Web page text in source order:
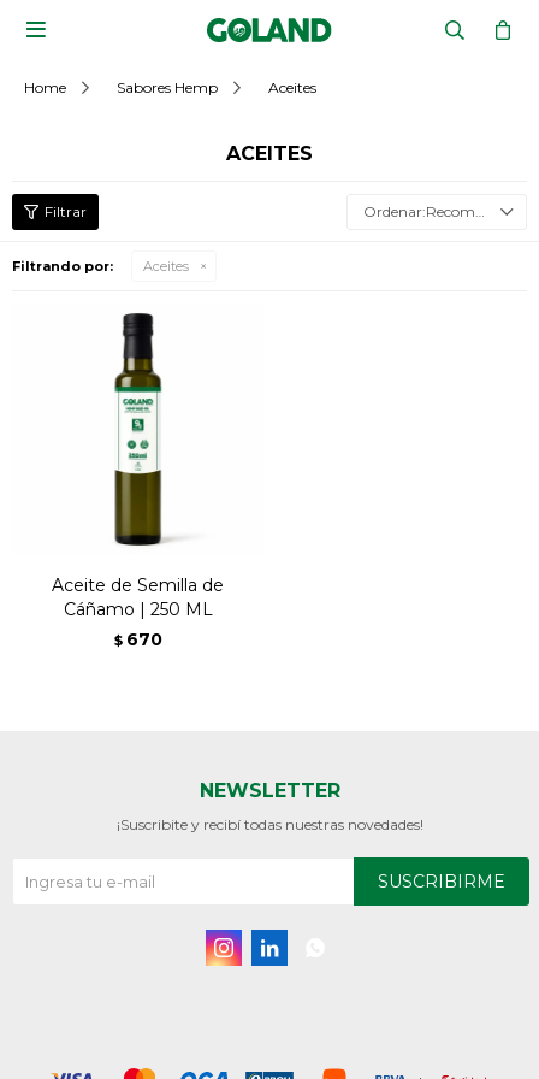

Home Sabores Hemp Aceites
ACEITES
Recomendados
Filtrando por: Aceites
Aceite de Semilla de
Cáñamo | 250 ML
$ 670
NEWSLETTER
¡Suscribite y recibí todas nuestras novedades!
SUSCRIBIRME
 